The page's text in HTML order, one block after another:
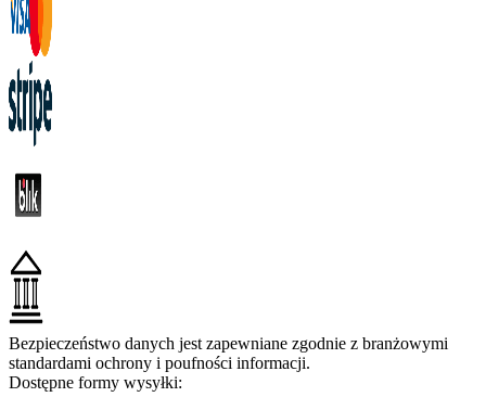
Bezpieczeństwo danych jest zapewniane zgodnie z branżowymi
standardami ochrony i poufności informacji.
Dostępne formy wysyłki: